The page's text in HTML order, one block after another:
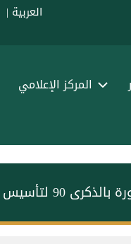
العربية |
المركز الإعلامي
الجمعية